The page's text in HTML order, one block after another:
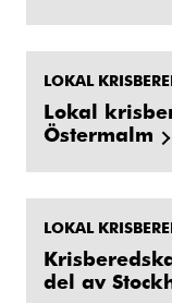
LOKAL
Lokal
Östermalm
LOKAL
del av